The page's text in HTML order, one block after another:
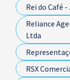
Rei do Café -
Reliance
Ltda
RSX